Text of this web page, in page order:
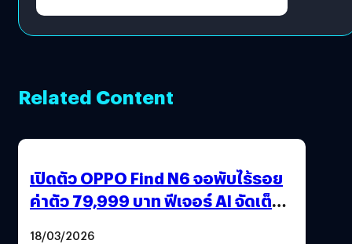
Related Content
เปิดตัว OPPO Find N6 จอพับไร้รอย
ค่าตัว 79,999 บาท ฟีเจอร์ AI จัดเต็ม
18/03/2026